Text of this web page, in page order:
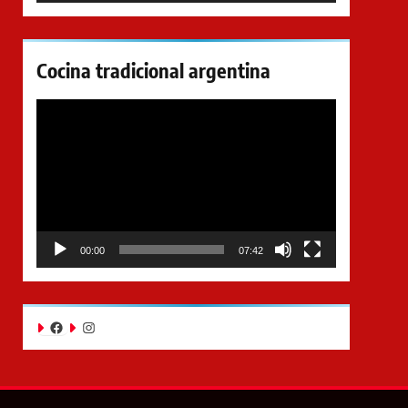
Cocina tradicional argentina
00:00 07:42
FacebookInstagram